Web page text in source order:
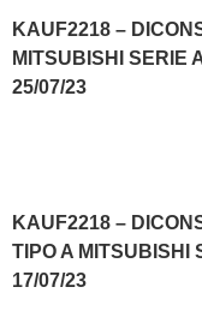
KAUF2218 –
MITSUBISHI SERIE
25/07/23
KAUF2218 –
TIPO A MITSUBISHI
17/07/23